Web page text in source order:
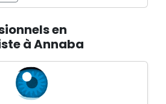
en
à Annaba